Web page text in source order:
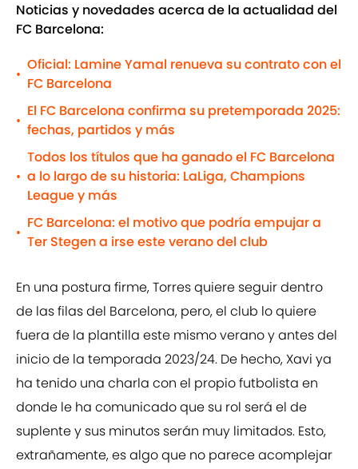
Noticias y novedades acerca de la actualidad del
FC Barcelona:
•
Oficial: Lamine Yamal renueva su contrato con el
FC Barcelona
•
El FC Barcelona confirma su pretemporada 2025:
fechas, partidos y más
•
Todos los títulos que ha ganado el FC Barcelona
a lo largo de su historia: LaLiga, Champions
League y más
•
FC Barcelona: el motivo que podría empujar a
Ter Stegen a irse este verano del club
En una postura firme, Torres quiere seguir dentro
de las filas del Barcelona, pero, el club lo quiere
fuera de la plantilla este mismo verano y antes del
inicio de la temporada 2023/24. De hecho, Xavi ya
ha tenido una charla con el propio futbolista en
donde le ha comunicado que su rol será el de
suplente y sus minutos serán muy limitados. Esto,
extrañamente, es algo que no parece acomplejar